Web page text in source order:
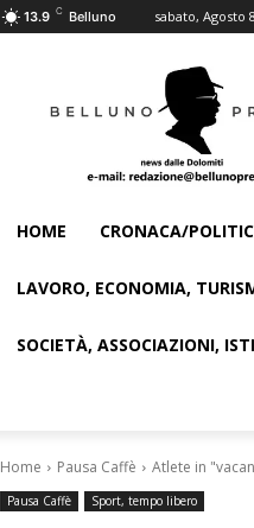
13.9 C Belluno sabato, Agosto
HOME CRONACA/
LAVORO, ECONOMIA,
SOCIETÀ, ASSOCIAZIONI,
Home Pausa Caffè Atlete in
Pausa Caffè Sport, tempo libero